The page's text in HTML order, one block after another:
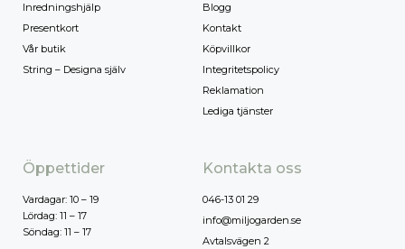
Inredningshjälp
Presentkort
Vår butik
String – Designa själv
Blogg
Kontakt
Köpvillkor
Integritetspolicy
Reklamation
Lediga tjänster
Öppettider
Vardagar: 10 – 19
Lördag: 11 – 17
Söndag: 11 – 17
Kontakta oss
046-13 01 29
info@miljogarden.se
Avtalsvägen 2